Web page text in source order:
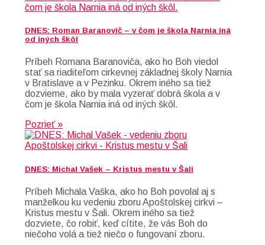
DNES: Roman Baranovič – v čom je škola Narnia iná
od iných škôl
Príbeh Romana Baranoviča, ako ho Boh viedol
stať sa riaditeľom cirkevnej základnej školy Narnia
v Bratislave a v Pezinku. Okrem iného sa tiež
dozvieme, ako by mala vyzerať dobrá škola a v
čom je škola Narnia iná od iných škôl.
Pozrieť »
DNES: Michal Vašek – Kristus mestu v Šali
Príbeh Michala Vaška, ako ho Boh povolal aj s
manželkou ku vedeniu zboru Apoštolskej cirkvi –
Kristus mestu v Šali. Okrem iného sa tiež
dozviete, čo robiť, keď cítite, že vás Boh do
niečoho volá a tiež niečo o fungovaní zboru.